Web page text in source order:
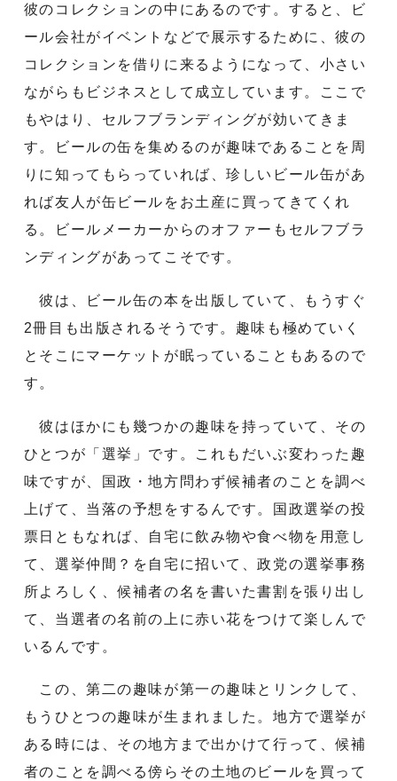
彼のコレクションの中にあるのです。すると、ビ
ール会社がイベントなどで展示するために、彼の
コレクションを借りに来るようになって、小さい
ながらもビジネスとして成立しています。ここで
もやはり、セルフブランディングが効いてきま
す。ビールの缶を集めるのが趣味であることを周
りに知ってもらっていれば、珍しいビール缶があ
れば友人が缶ビールをお土産に買ってきてくれ
る。ビールメーカーからのオファーもセルフブラ
ンディングがあってこそです。
彼は、ビール缶の本を出版していて、もうすぐ
2冊目も出版されるそうです。趣味も極めていく
とそこにマーケットが眠っていることもあるので
す。
彼はほかにも幾つかの趣味を持っていて、その
ひとつが「選挙」です。これもだいぶ変わった趣
味ですが、国政・地方問わず候補者のことを調べ
上げて、当落の予想をするんです。国政選挙の投
票日ともなれば、自宅に飲み物や食べ物を用意し
て、選挙仲間？を自宅に招いて、政党の選挙事務
所よろしく、候補者の名を書いた書割を張り出し
て、当選者の名前の上に赤い花をつけて楽しんで
いるんです。
この、第二の趣味が第一の趣味とリンクして、
もうひとつの趣味が生まれました。地方で選挙が
ある時には、その地方まで出かけて行って、候補
者のことを調べる傍らその土地のビールを買って